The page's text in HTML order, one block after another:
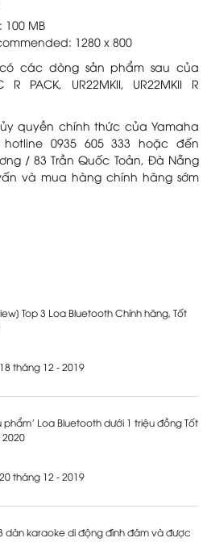
100 MB
1280 x 800
có các dòng sản phẩm sau của
R PACK, UR22MKII, UR22MKII R
quyền chính thức của Yamaha
0935 605 333 hoặc đến
/ 83 Trần Quốc Toản, Đà Nẵng
và mua hàng chính hãng sớm
Top 3 Loa Bluetooth Chính hãng, Tốt
18 tháng 12 - 2019
phẩm’ Loa Bluetooth dưới 1 triệu đồng Tốt
2020
20 tháng 12 - 2019
3 dàn karaoke di động đình đám và được